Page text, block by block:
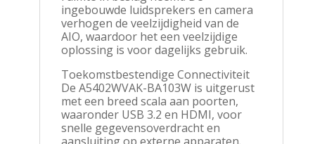
ingebouwde luidsprekers en camera
verhogen de veelzijdigheid van de
AIO, waardoor het een veelzijdige
oplossing is voor dagelijks gebruik.
Toekomstbestendige Connectiviteit
De A5402WVAK-BA103W is uitgerust
met een breed scala aan poorten,
waaronder USB 3.2 en HDMI, voor
snelle gegevensoverdracht en